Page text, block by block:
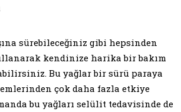
sürebileceğiniz gibi hepsinden
kendinize harika bir bakım
Bu yağlar bir sürü paraya
çok daha fazla etkiye
bu yağları selülit tedavisinde de